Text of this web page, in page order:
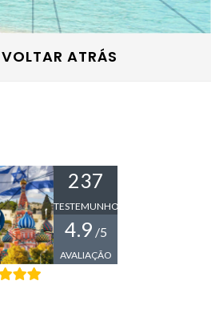
VOLTAR ATRÁS
237
TESTEMUNHOS
4.9 /5
AVALIAÇÃO